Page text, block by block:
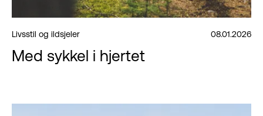
Livsstil og ildsjeler 08.01.2026
Med sykkel i hjertet